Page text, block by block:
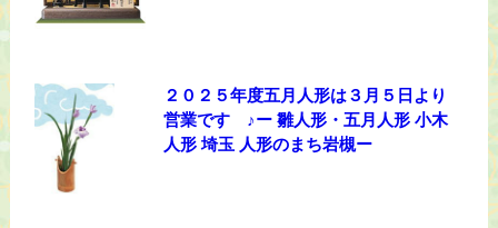
２０２５年度五月人形は３月５日より
営業です ♪ー 雛人形・五月人形 小木
人形 埼玉 人形のまち岩槻ー